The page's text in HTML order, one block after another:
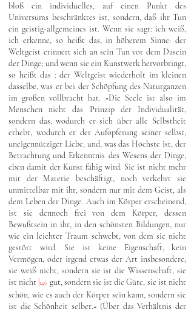
bloß ein individuelles, auf einen Punkt des
Universums beschränktes ist, sondern, daß ihr Tun
ein geistig-allgemeines ist. Wenn sie sagt: ich weiß,
ich erkenne, so heißt das, in höherem Sinne: der
Weltgeist erinnert sich an sein Tun vor dem Dasein
der Dinge; und wenn sie ein Kunstwerk hervorbringt,
so heißt das : der Weltgeist wiederholt im kleinen
dasselbe, was er bei der Schöpfung des Naturganzen
im großen vollbracht hat. »Die Seele ist also im
Menschen nicht das Prinzip der Individualität,
sondern das, wodurch er sich über alle Selbstheit
erhebt, wodurch er der Aufopferung seiner selbst,
uneigennütziger Liebe, und, was das Höchste ist, der
Betrachtung und Erkenntnis des Wesens der Dinge,
eben damit der Kunst fähig wird. Sie ist nicht mehr
mit der Materie beschäftigt, noch verkehrt sie
unmittelbar mit ihr, sondern nur mit dem Geist, als
dem Leben der Dinge. Auch im Körper erscheinend,
ist sie dennoch frei von dem Körper, dessen
Bewußtsein in ihr, in den schönsten Bildungen, nur
wie ein leichter Traum schwebt, von dem sie nicht
gestört wird. Sie ist keine Eigenschaft, kein
Vermögen, oder irgend etwas der Art insbesondere;
sie weiß nicht, sondern sie ist die Wissenschaft, sie
ist nicht 146 gut, sondern sie ist die Güte, sie ist nicht
schön, wie es auch der Körper sein kann, sondern sie
ist die Schönheit selber.« (Über das Verhältnis der